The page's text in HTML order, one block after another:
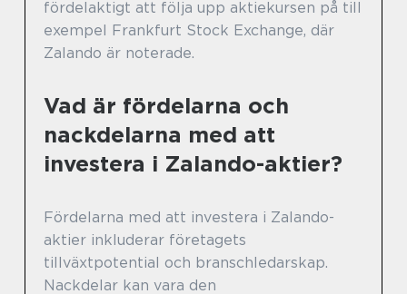
fördelaktigt att följa upp aktiekursen på till
exempel Frankfurt Stock Exchange, där
Zalando är noterade.
Vad är fördelarna och
nackdelarna med att
investera i Zalando-aktier?
Fördelarna med att investera i Zalando-
aktier inkluderar företagets
tillväxtpotential och branschledarskap.
Nackdelar kan vara den